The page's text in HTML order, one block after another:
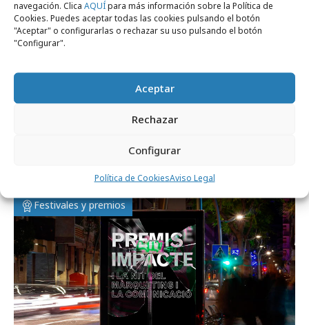
navegación. Clica AQUÍpara más información sobre la Política de
Cookies. Puedes aceptar todas las cookies pulsando el botón
"Aceptar" o configurarlas o rechazar su uso pulsando el botón
"Configurar".
Aceptar
Rechazar
Configurar
Política de CookiesAviso Legal
Récord de inscripciones a los Premis
Festivales y premios